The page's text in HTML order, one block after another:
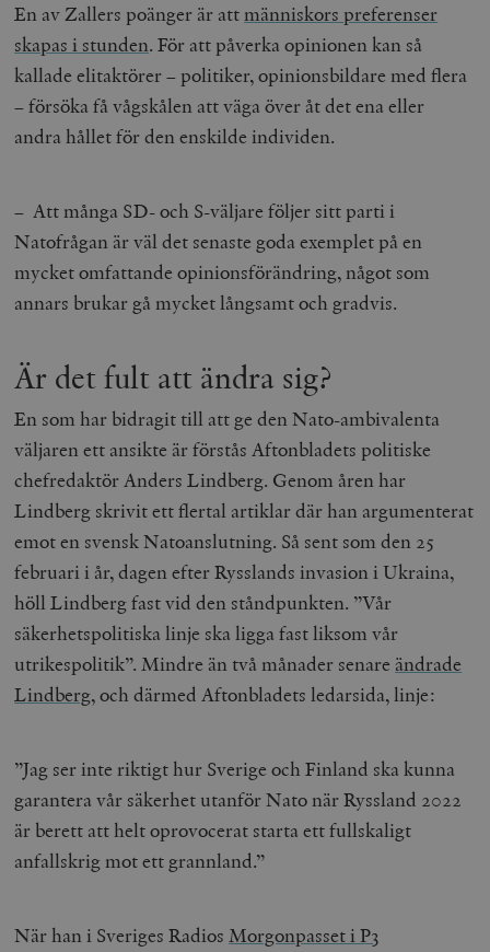
En av Zallers poänger är attmänniskors preferenser
skapas i stunden. För att påverka opinionen kan så
kallade elitaktörer – politiker, opinionsbildare med flera
– försöka få vågskålen att väga över åt det ena eller
andra hållet för den enskilde individen.
– Att många SD- och S-väljare följer sitt parti i
Natofrågan är väl det senaste goda exemplet på en
mycket omfattande opinionsförändring, något som
annars brukar gå mycket långsamt och gradvis.
Är det fult att ändra sig?
En som har bidragit till att ge den Nato-ambivalenta
väljaren ett ansikte är förstås Aftonbladets politiske
chefredaktör Anders Lindberg. Genom åren har
Lindberg skrivit ett flertal artiklar där han argumenterat
emot en svensk Natoanslutning. Så sent som den 25
februari i år, dagen efter Rysslands invasion i Ukraina,
höll Lindberg fast vid den ståndpunkten. ”Vår
säkerhetspolitiska linje ska ligga fast liksom vår
utrikespolitik”. Mindre än två månader senare ändrade
Lindberg, och därmed Aftonbladets ledarsida, linje:
”Jag ser inte riktigt hur Sverige och Finland ska kunna
garantera vår säkerhet utanför Nato när Ryssland 2022
är berett att helt oprovocerat starta ett fullskaligt
anfallskrig mot ett grannland.”
När han i Sveriges RadiosMorgonpasset i P3